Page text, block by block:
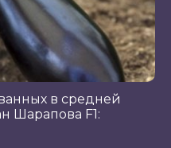
в средней
Шарапова F1: